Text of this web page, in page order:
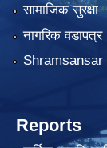
सामाजिक सुरक्षा
नागरिक वडापत्र
Shramsansar
Reports